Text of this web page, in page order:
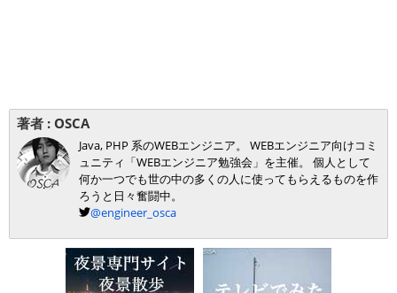
著者 : OSCA
Java, PHP 系のWEBエンジニア。 WEBエンジニア向けコミ
ュニティ「WEBエンジニア勉強会」を主催。 個人として
何か一つでも世の中の多くの人に使ってもらえるものを作
ろうと日々奮闘中。
@engineer_osca